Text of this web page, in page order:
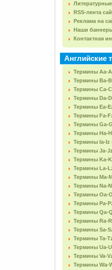
RSS-лента
Реклама на
Наши
Контактная
Английские
Термины Aa-
Термины Ba-
Термины Ca-
Термины Da-
Термины Ea-
Термины Fa-
Термины Ga-
Термины Ha-
Термины Ia-Iz
Термины Ja-
Термины Ka-
Термины La-
Термины Ma-
Термины Na-
Термины Oa-
Термины Pa-
Термины Qa-
Термины Ra-
Термины Sa-
Термины Ta-
Термины Ua-
Термины Va-
Термины Wa-